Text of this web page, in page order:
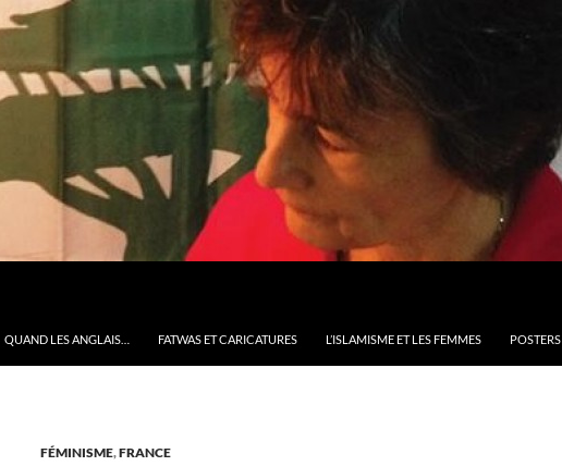
QUAND LES ANGLAIS… FATWAS ET CARICATURES L’ISLAMISME ET LES FEMMES POSTERS
FÉMINISME,FRANCE